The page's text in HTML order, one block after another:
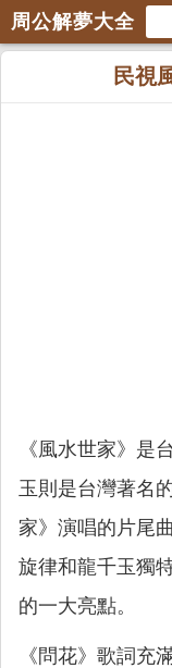
周公解夢大全
民視
《風水世家》是
玉則是台灣著名
家》演唱的片尾
旋律和龍千玉獨
的一大亮點。
《問花》歌詞充